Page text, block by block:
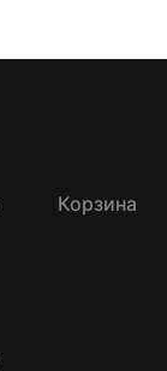
Корзина